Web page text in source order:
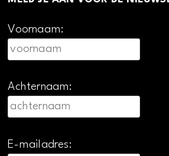
Voornaam:
Achternaam:
E-mailadres: